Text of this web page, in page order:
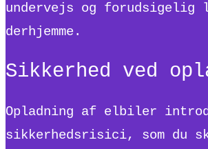
undervejs og forudsigelig
derhjemme.
Sikkerhed ved
Opladning af elbiler
sikkerhedsrisici, som du